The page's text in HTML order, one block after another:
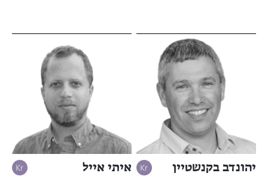
יהונדב בקנשטיין איתי אייל